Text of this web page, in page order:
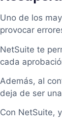
Uno de los
provocar
NetSuite te
cada
Además, al
deja de ser
Con NetSuite,